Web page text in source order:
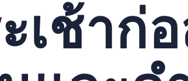
เช้าก่